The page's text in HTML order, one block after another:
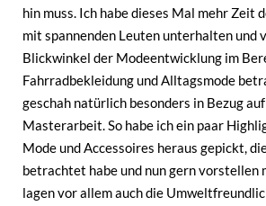
hin muss. Ich habe dieses Mal mehr Zeit
mit spannenden Leuten unterhalten und
Blickwinkel der Modeentwicklung im
Fahrradbekleidung und Alltagsmode
geschah natürlich besonders in Bezug
Masterarbeit. So habe ich ein paar
Mode und Accessoires heraus gepickt,
betrachtet habe und nun gern vorstellen
lagen vor allem auch die